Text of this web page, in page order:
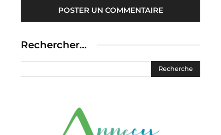
Rechercher…